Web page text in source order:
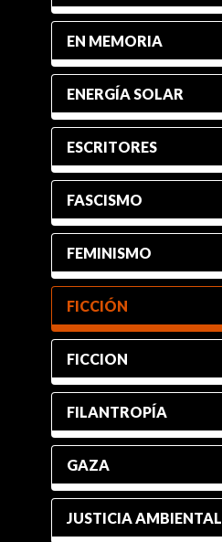
EN MEMORIA
ENERGÍA SOLAR
ESCRITORES
FASCISMO
FEMINISMO
FICCIÓN
FICCION
FILANTROPÍA
GAZA
JUSTICIA AMBIENTAL